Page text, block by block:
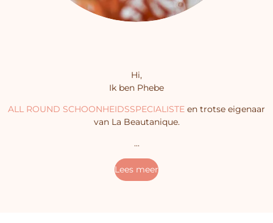
Hi,
Ik ben Phebe
ALL ROUND SCHOONHEIDSSPECIALISTE en trotse eigenaar
van La Beautanique.
...
Lees meer